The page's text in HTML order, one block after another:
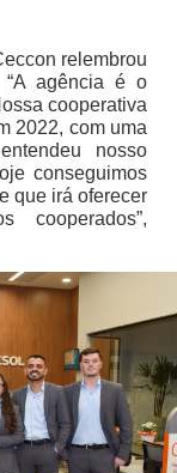
relembrou
agência é o
cooperativa
2022, com uma
nosso
conseguimos
que irá oferecer
cooperados”,